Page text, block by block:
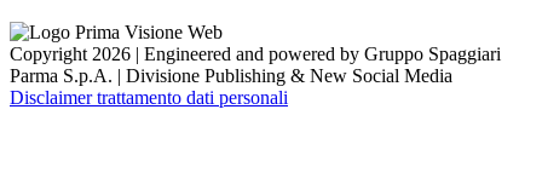
Copyright 2026 | Engineered and powered by Gruppo Spaggiari
Parma S.p.A. | Divisione Publishing & New Social Media
Disclaimer trattamento dati personali